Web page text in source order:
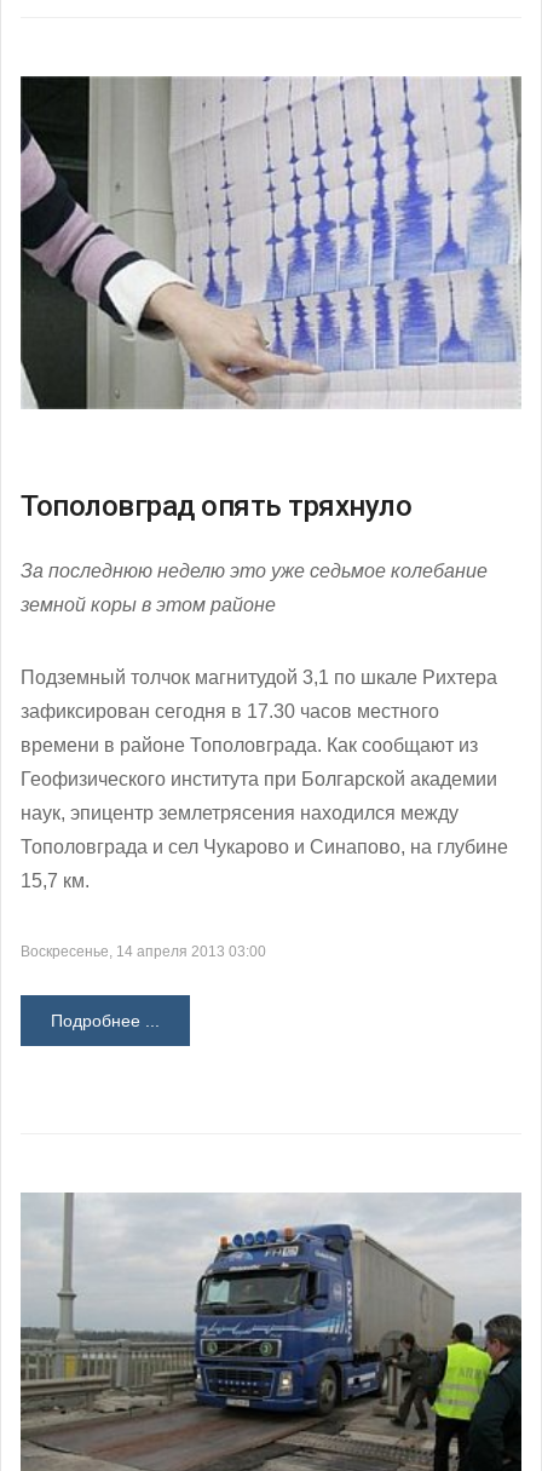
Тополовград опять тряхнуло
За последнюю неделю это уже седьмое колебание
земной коры в этом районе
Подземный толчок магнитудой 3,1 по шкале Рихтера
зафиксирован сегодня в 17.30 часов местного
времени в районе Тополовграда. Как сообщают из
Геофизического института при Болгарской академии
наук, эпицентр землетрясения находился между
Тополовграда и сел Чукарово и Синапово, на глубине
15,7 км.
Воскресенье, 14 апреля 2013 03:00
Подробнее ...